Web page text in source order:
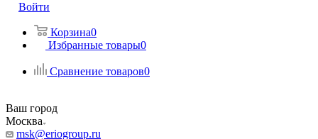
Войти
Корзина0
Избранные товары0
Сравнение товаров0
Ваш город
Москва
msk@eriogroup.ru